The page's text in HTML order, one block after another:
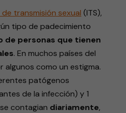
transmisión sexual (ITS),
tipo de padecimiento
de personas que tienen
. En muchos países del
como un estigma.
patógenos
de la infección) y 1
contagian diariamente,